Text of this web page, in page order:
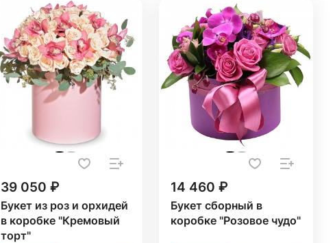
39 050 ₽
Букет из роз и орхидей
в коробке "Кремовый
торт"
14 460 ₽
Букет сборный в
коробке "Розовое чудо"